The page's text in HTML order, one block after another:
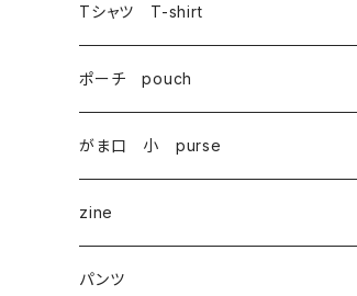
Tシャツ T-shirt
ポーチ pouch
がま口 小 purse
zine
パンツ